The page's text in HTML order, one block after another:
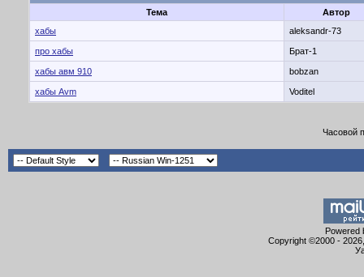
Тема
Автор
хабы
aleksandr-73
про хабы Брат-1
хабы авм 910 bobzan
хабы Avm Voditel
Часовой
Powered
Copyright ©2000 -